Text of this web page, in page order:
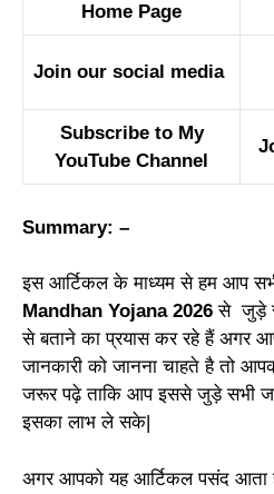
Home Page
Join our social media
Subscribe to My
YouTube Channel
Summary: –
इस आर्टिकल के माध्यम से हम आप
Mandhan Yojana 2026 से जुड़े
से बताने का प्रयास कर रहे हैं अगर
जानकारी को जानना चाहते है तो
जरूर पढ़े ताकि आप इससे जुड़े सभी
इसका लाभ ले सके|
अगर आपको यह आर्टिकल पसंद आता